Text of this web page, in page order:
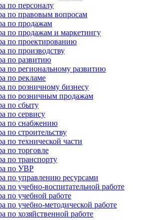
по персоналу
по правовым вопросам
по продажам
по продажам и маркетингу
по проектированию
по производству
по развитию
по региональному развитию
по рекламе
по розничному бизнесу
по розничным продажам
по сбыту
по сервису
по снабжению
по строительству
по технической части
по торговле
по транспорту
по УВР
по управлению ресурсами
по учебно-воспитательной работе
по учебной работе
по учебно-методической работе
по хозяйственной работе